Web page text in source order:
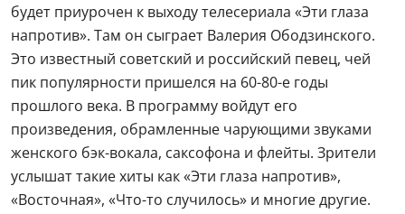
будет приурочен к выходу телесериала «Эти глаза
напротив». Там он сыграет Валерия Ободзинского.
Это известный советский и российский певец, чей
пик популярности пришелся на 60-80-е годы
прошлого века. В программу войдут его
произведения, обрамленные чарующими звуками
женского бэк-вокала, саксофона и флейты. Зрители
услышат такие хиты как «Эти глаза напротив»,
«Восточная», «Что-то случилось» и многие другие.